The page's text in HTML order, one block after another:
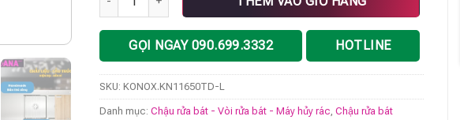
GỌI NGAY 090.699.3332 HOTLINE
SKU:KONOX.KN11650TD-L
Danh mục:Chậu rửa bát - Vòi rửa bát - Máy hủy rác ,Chậu rửa bát